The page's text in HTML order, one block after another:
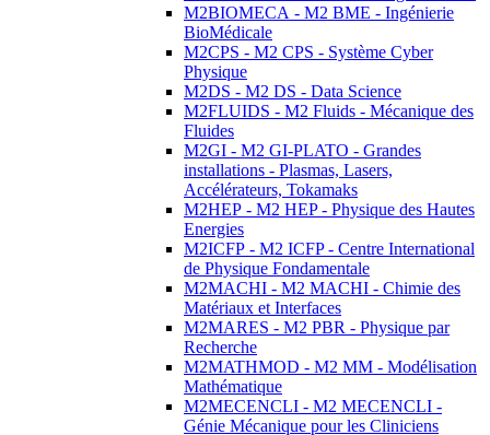
M2BIOMECA - M2 BME - Ingénierie
BioMédicale
M2CPS - M2 CPS - Système Cyber
Physique
M2DS - M2 DS - Data Science
M2FLUIDS - M2 Fluids - Mécanique des
Fluides
M2GI - M2 GI-PLATO - Grandes
installations - Plasmas, Lasers,
Accélérateurs, Tokamaks
M2HEP - M2 HEP - Physique des Hautes
Energies
M2ICFP - M2 ICFP - Centre International
de Physique Fondamentale
M2MACHI - M2 MACHI - Chimie des
Matériaux et Interfaces
M2MARES - M2 PBR - Physique par
Recherche
M2MATHMOD - M2 MM - Modélisation
Mathématique
M2MECENCLI - M2 MECENCLI -
Génie Mécanique pour les Cliniciens